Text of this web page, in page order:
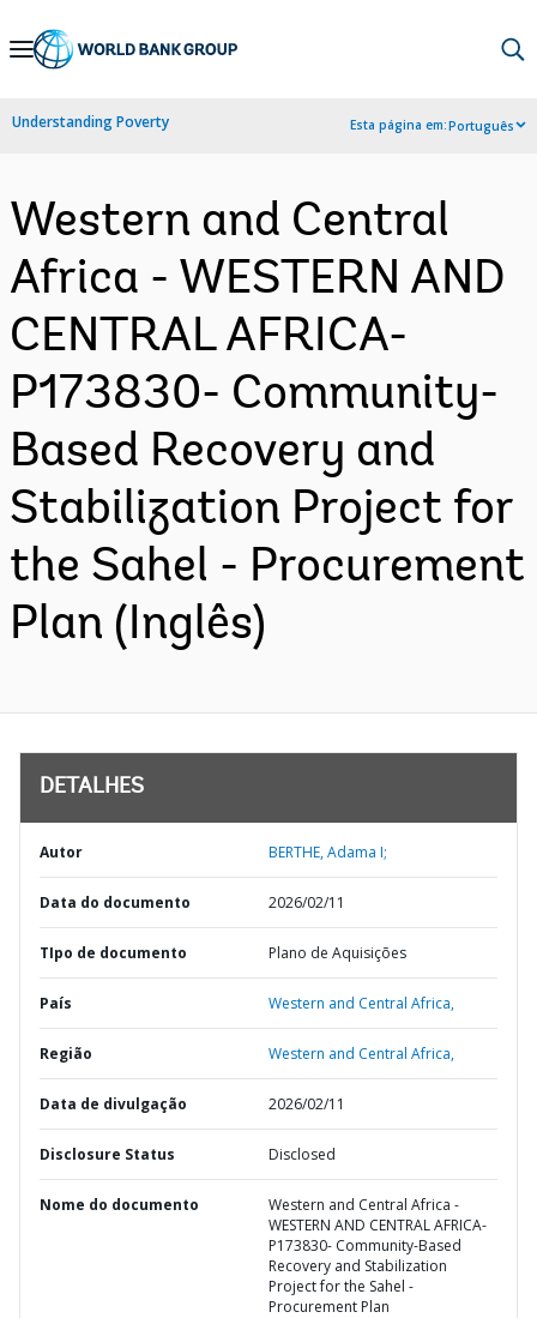
Skip
Navigation
Understanding Poverty Esta página em:Português
Western and Central
Africa - WESTERN AND
CENTRAL AFRICA-
P173830- Community-
Based Recovery and
Stabilization Project for
the Sahel - Procurement
Plan (Inglês)
DETALHES
Autor BERTHE, Adama I;
Data do documento 2026/02/11
TIpo de documento Plano de Aquisições
País Western and Central Africa,
Região Western and Central Africa,
Data de divulgação 2026/02/11
Disclosure Status Disclosed
Nome do documento
Western and Central Africa -
WESTERN AND CENTRAL AFRICA-
P173830- Community-Based
Recovery and Stabilization
Project for the Sahel -
Procurement Plan